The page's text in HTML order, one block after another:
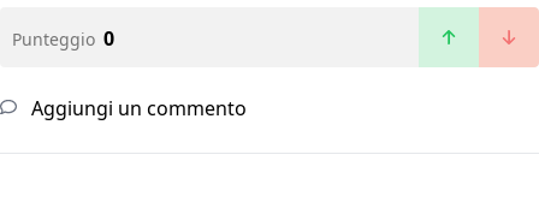
Punteggio 0
Aggiungi un commento